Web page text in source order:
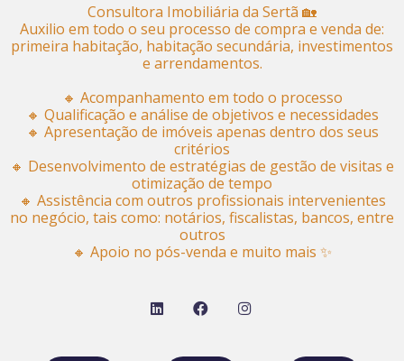
Consultora Imobiliária da Sertã 🏡
Auxilio em todo o seu processo de compra e venda de:
primeira habitação, habitação secundária, investimentos
e arrendamentos.
🔸 Acompanhamento em todo o processo
🔸 Qualificação e análise de objetivos e necessidades
🔸 Apresentação de imóveis apenas dentro dos seus
critérios
🔸 Desenvolvimento de estratégias de gestão de visitas e
otimização de tempo
🔸 Assistência com outros profissionais intervenientes
no negócio, tais como: notários, fiscalistas, bancos, entre
outros
🔸 Apoio no pós-venda e muito mais ✨